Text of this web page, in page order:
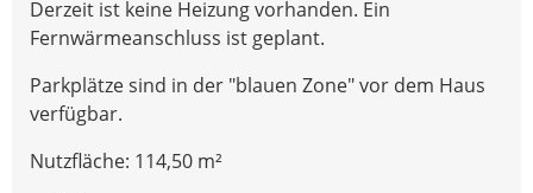
Derzeit ist keine Heizung vorhanden. Ein
Fernwärmeanschluss ist geplant.
Parkplätze sind in der "blauen Zone" vor dem Haus
verfügbar.
Nutzfläche: 114,50 m²